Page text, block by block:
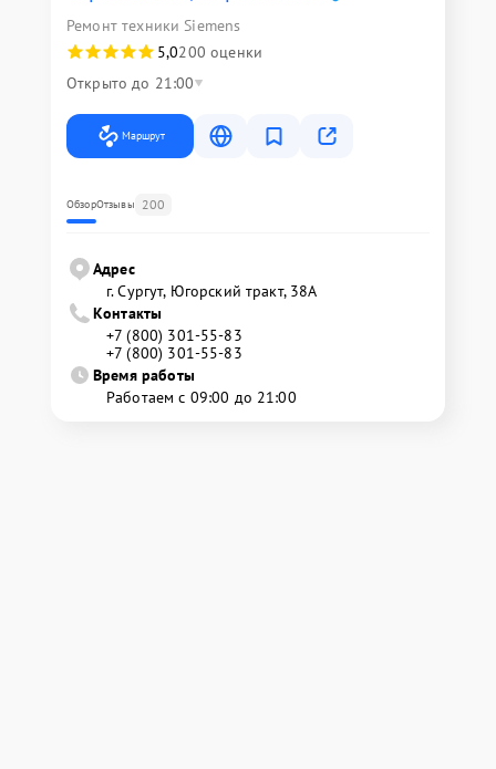
Ремонт техники Siemens
5,0200 оценки
Открыто до 21:00
Маршрут
ОбзорОтзывы 200
Адрес
г. Сургут, Югорский тракт, 38А
Контакты
+7 (800) 301-55-83
+7 (800) 301-55-83
Время работы
Работаем с 09:00 до 21:00